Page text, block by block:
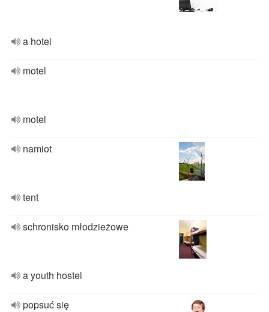
a hotel
motel
motel
namiot
tent
schronisko młodzieżowe
a youth hostel
popsuć się